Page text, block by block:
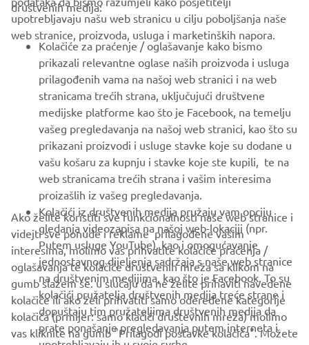
FOR BUSINESS
MORE YAMAHA
SUPPORT
BILTEN
Budite prvi koji će saznati o najnovijim ponudama, posebnim
događajima, novim izdanjima i još mnogo toga
PRETPLATITE SE
Pročitajte našu Politiku privatnosti kako biste saznali kako
obrađujemo vaše osobne podatke:Pravila o Zaštiti Privatnosti
upotrebljavaju našu web stranicu u cilju poboljšanja naše
web stranice, proizvoda, usluga i marketinških napora.
društvenih medija:
Kolačiće za praćenje / oglašavanje kako bismo
prikazali relevantne oglase naših proizvoda i usluga
prilagođenih vama na našoj web stranici i na web
stranicama trećih strana, uključujući društvene
medijske platforme kao što je Facebook, na temelju
vašeg pregledavanja na našoj web stranici, kao što su
prikazani proizvodi i usluge stavke koje su dodane u
vašu košaru za kupnju i stavke koje ste kupili, te na
web stranicama trećih strana i vašim interesima
proizašlih iz vašeg pregledavanja.
Kolačići iz društvenih medija pružaju vam opciju
gledanja videozapisa na našoj web-lokaciji (npr.
Putem usluge YouTube), kao i omogućavanje
jednostavnog dijeljenja sadržaja s naše web stranice
na društvenim medijima, kao što je Facebook. To su
kolačići pružatelja društvenih medija treće strane i
dopuštaju tim pružateljima društvenih medija da
prate ponašanje pregledavanja putem interneta i
Ako želite koristiti sve funkcionalnosti naše web stranice i
videjti sve ponude i reklame prilagođene vašim
interesima, molimo vas prihvatite kolačiće praćenja /
oglašavanja te kolačiće društvenih mreža sa klikom na
gumb slažem se. u slučaju da ne želite prihaviti navedene
kolačiće ili ako želi prihvatiti samo odeređene kategorije
kolačića (prmijer: samo klačići društevnih mreža) molimo
vas kliknite na gumb "Prilagodi postavke kolačića". Možete